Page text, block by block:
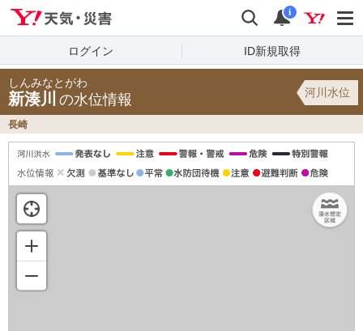
検索 通知
i
ログイン ID新規取得
しんみなとがわ
新湊川 の水位情報 河川水位
長崎